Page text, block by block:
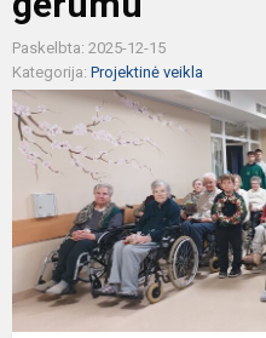
Paskelbta: 2025-12-15
Kategorija: Projektinė veikla